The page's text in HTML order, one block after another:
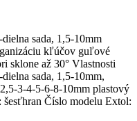
sada, 1,5-10mm
kľúčov guľové
sklone až 30° Vlastnosti
sada, 1,5-10mm,
3-4-5-6-8-10mm plastový
Číslo modelu Extol: